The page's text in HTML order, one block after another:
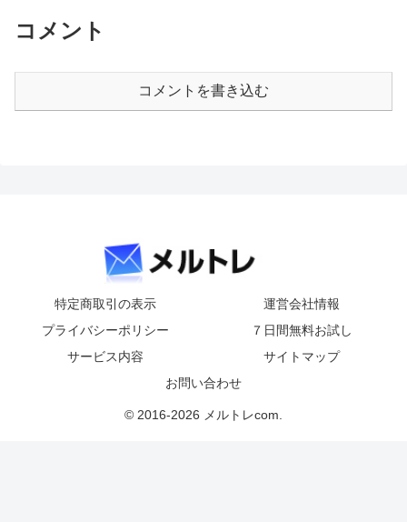
コメント
コメントを書き込む
特定商取引の表示
運営会社情報
プライバシーポリシー
７日間無料お試し
サービス内容
サイトマップ
お問い合わせ
© 2016-2026 メルトレcom.